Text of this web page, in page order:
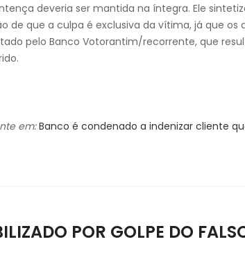
deveria ser mantida na íntegra. Ele
de que a culpa é exclusiva da vítima, já que os
pelo Banco Votorantim/recorrente, que
em: Banco é condenado a indenizar cliente
POR GOLPE DO